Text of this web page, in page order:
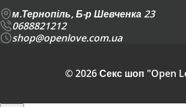
м.Тернопіль, Б-р Шевченка 23
0688821212
shop@openlove.com.ua
© 2026 Секс шоп "Open